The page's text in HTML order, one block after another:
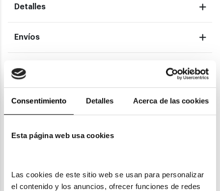
Consentimiento Detalles Acerca de las cookies
Esta página web usa cookies
Las cookies de este sitio web se usan para personalizar
el contenido y los anuncios, ofrecer funciones de redes
Detalles
Envíos
Devoluciones
Garantías